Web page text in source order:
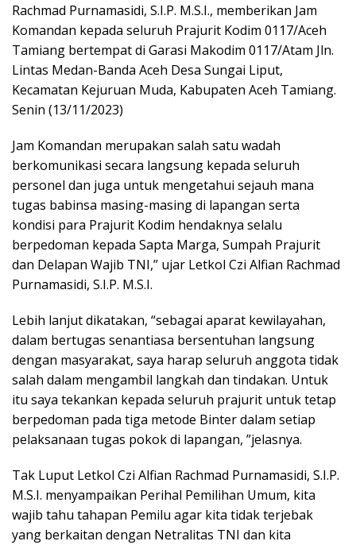
Rachmad Purnamasidi, S.I.P. M.S.I., memberikan Jam
Komandan kepada seluruh Prajurit Kodim 0117/Aceh
Tamiang bertempat di Garasi Makodim 0117/Atam Jln.
Lintas Medan-Banda Aceh Desa Sungai Liput,
Kecamatan Kejuruan Muda, Kabupaten Aceh Tamiang.
Senin (13/11/2023)
Jam Komandan merupakan salah satu wadah
berkomunikasi secara langsung kepada seluruh
personel dan juga untuk mengetahui sejauh mana
tugas babinsa masing-masing di lapangan serta
kondisi para Prajurit Kodim hendaknya selalu
berpedoman kepada Sapta Marga, Sumpah Prajurit
dan Delapan Wajib TNI,” ujar Letkol Czi Alfian Rachmad
Purnamasidi, S.I.P. M.S.I.
Lebih lanjut dikatakan, “sebagai aparat kewilayahan,
dalam bertugas senantiasa bersentuhan langsung
dengan masyarakat, saya harap seluruh anggota tidak
salah dalam mengambil langkah dan tindakan. Untuk
itu saya tekankan kepada seluruh prajurit untuk tetap
berpedoman pada tiga metode Binter dalam setiap
pelaksanaan tugas pokok di lapangan, ”jelasnya.
Tak Luput Letkol Czi Alfian Rachmad Purnamasidi, S.I.P.
M.S.I. menyampaikan Perihal Pemilihan Umum, kita
wajib tahu tahapan Pemilu agar kita tidak terjebak
yang berkaitan dengan Netralitas TNI dan kita